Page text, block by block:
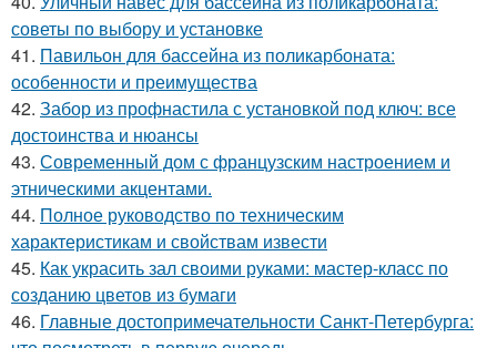
советы по выбору и установке
41. Павильон для бассейна из поликарбоната:
особенности и преимущества
42. Забор из профнастила с установкой под ключ: все
достоинства и нюансы
43. Современный дом с французским настроением и
этническими акцентами.
44. Полное руководство по техническим
характеристикам и свойствам извести
45. Как украсить зал своими руками: мастер-класс по
созданию цветов из бумаги
46. Главные достопримечательности Санкт-Петербурга: